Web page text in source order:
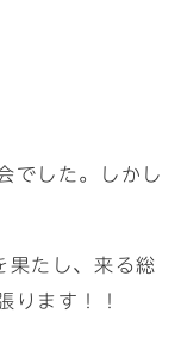
でした。しかし
果たし、来る総
ります！！